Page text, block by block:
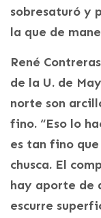
sobresaturó y
la que de
René
de la U. de
norte son
fino. “Eso lo
es tan fino
chusca. El
hay aporte de
escurre